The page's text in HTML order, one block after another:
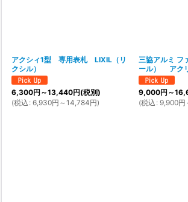
アクシィ1型 専用表札 LIXIL（リ
クシル）
6,300円 ～13,440円(税別)
(税込 : 6,930円 ～14,784円)
三協アルミ フ
ール） アク
9,000円 ～
(税込 : 9,900円